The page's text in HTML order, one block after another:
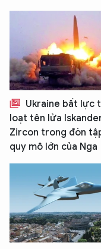
Ukraine bất lực
loạt tên lửa
Zircon trong đòn
quy mô lớn của Nga